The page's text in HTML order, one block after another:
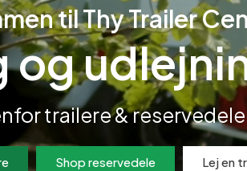
til Thy Trailer
og
trailere & reservedele
Shop reservedele Lej en